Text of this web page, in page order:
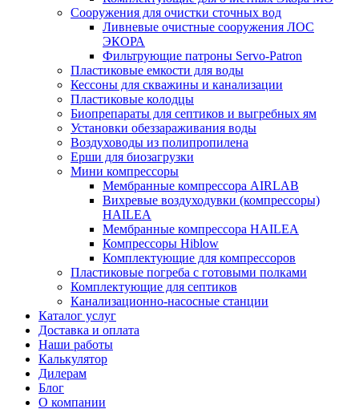
Сооружения для очистки сточных вод
Ливневые очистные сооружения ЛОС
ЭКОРА
Фильтрующие патроны Servo-Patron
Пластиковые емкости для воды
Кессоны для скважины и канализации
Пластиковые колодцы
Биопрепараты для септиков и выгребных ям
Установки обеззараживания воды
Воздуховоды из полипропилена
Ерши для биозагрузки
Мини компрессоры
Мембранные компрессора AIRLAB
Вихревые воздуходувки (компрессоры)
HAILEA
Мембранные компрессора HAILEA
Компрессоры Hiblow
Комплектующие для компрессоров
Пластиковые погреба с готовыми полками
Комплектующие для септиков
Канализационно-насосные станции
Каталог услуг
Доставка и оплата
Наши работы
Калькулятор
Дилерам
Блог
О компании